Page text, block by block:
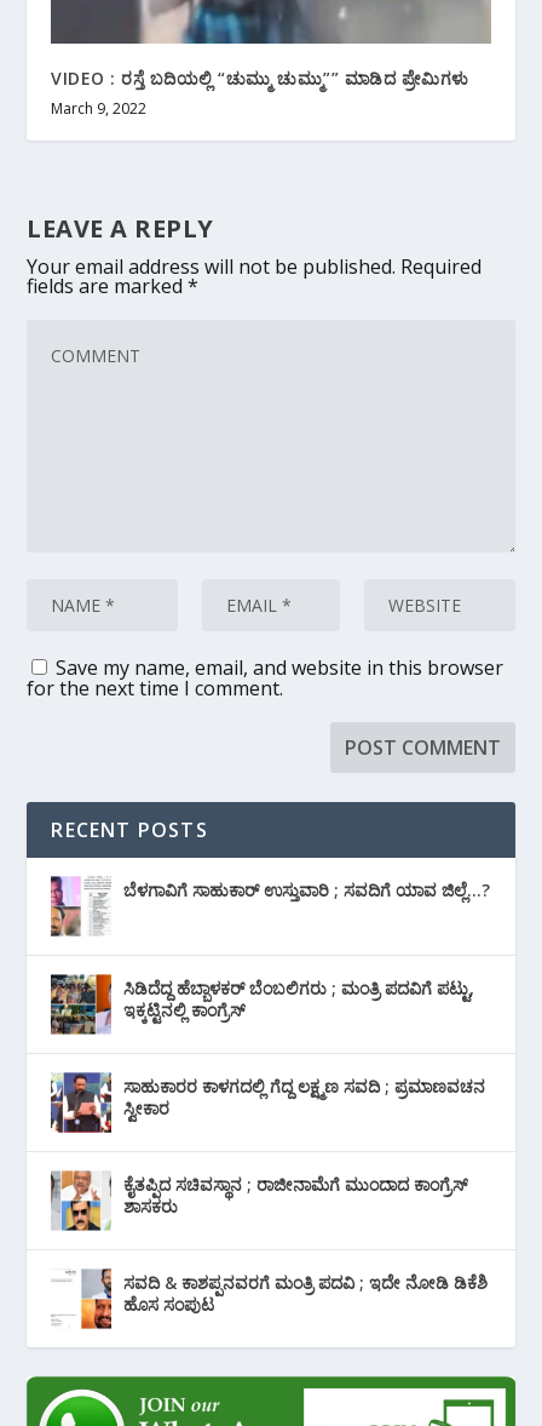
VIDEO : ರಸ್ತೆ ಬದಿಯಲ್ಲಿ “ಚುಮ್ಮು ಚುಮ್ಮು”” ಮಾಡಿದ ಪ್ರೇಮಿಗಳು
March 9, 2022
LEAVE A REPLY
Your email address will not be published. Required
fields are marked*
Save my name, email, and website in this browser
for the next time I comment.
RECENT POSTS
ಬೆಳಗಾವಿಗೆ ಸಾಹುಕಾರ್ ಉಸ್ತುವಾರಿ ; ಸವದಿಗೆ ಯಾವ ಜಿಲ್ಲೆ…?
ಸಿಡಿದೆದ್ದ ಹೆಬ್ಬಾಳಕರ್ ಬೆಂಬಲಿಗರು ; ಮಂತ್ರಿ ಪದವಿಗೆ ‌ಪಟ್ಟು,
ಇಕ್ಕಟ್ಟಿನಲ್ಲಿ ಕಾಂಗ್ರೆಸ್
ಸಾಹುಕಾರರ ಕಾಳಗದಲ್ಲಿ ಗೆದ್ದ ಲಕ್ಷ್ಮಣ ಸವದಿ ; ಪ್ರಮಾಣವಚನ
ಸ್ವೀಕಾರ
ಕೈತಪ್ಪಿದ ಸಚಿವಸ್ಥಾನ ; ರಾಜೀನಾಮೆಗೆ ಮುಂದಾದ ಕಾಂಗ್ರೆಸ್
‌ಶಾಸಕರು
ಸವದಿ & ಕಾಶಪ್ಪನವರಗೆ ಮಂತ್ರಿ ಪದವಿ ; ಇದೇ ನೋಡಿ‌ ಡಿಕೆಶಿ
ಹೊಸ ಸಂಪುಟ